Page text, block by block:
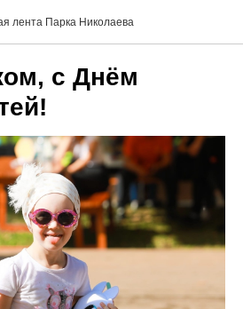
лента Парка Николаева
с Днём